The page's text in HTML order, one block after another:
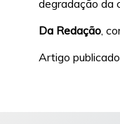
degradação da
Da Redação,
Artigo